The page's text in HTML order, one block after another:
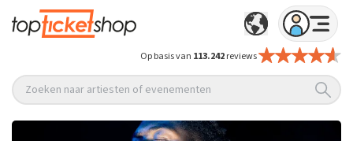
Op basis van 113.242reviews
Zoeken naar artiesten of evenementen